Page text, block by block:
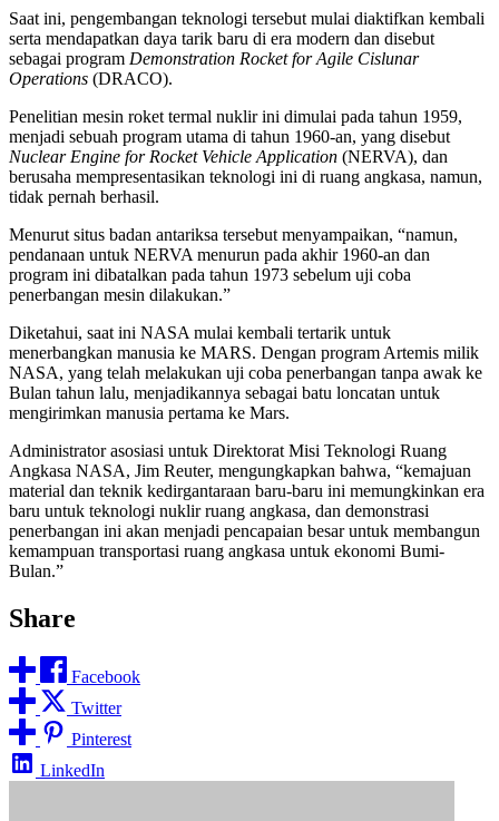
Saat ini, pengembangan teknologi tersebut mulai diaktifkan kembali
serta mendapatkan daya tarik baru di era modern dan disebut
sebagai program Demonstration Rocket for Agile Cislunar
Operations (DRACO).
Penelitian mesin roket termal nuklir ini dimulai pada tahun 1959,
menjadi sebuah program utama di tahun 1960-an, yang disebut
Nuclear Engine for Rocket Vehicle Application (NERVA), dan
berusaha mempresentasikan teknologi ini di ruang angkasa, namun,
tidak pernah berhasil.
Menurut situs badan antariksa tersebut menyampaikan, “namun,
pendanaan untuk NERVA menurun pada akhir 1960-an dan
program ini dibatalkan pada tahun 1973 sebelum uji coba
penerbangan mesin dilakukan.”
Diketahui, saat ini NASA mulai kembali tertarik untuk
menerbangkan manusia ke MARS. Dengan program Artemis milik
NASA, yang telah melakukan uji coba penerbangan tanpa awak ke
Bulan tahun lalu, menjadikannya sebagai batu loncatan untuk
mengirimkan manusia pertama ke Mars.
Administrator asosiasi untuk Direktorat Misi Teknologi Ruang
Angkasa NASA, Jim Reuter, mengungkapkan bahwa, “kemajuan
material dan teknik kedirgantaraan baru-baru ini memungkinkan era
baru untuk teknologi nuklir ruang angkasa, dan demonstrasi
penerbangan ini akan menjadi pencapaian besar untuk membangun
kemampuan transportasi ruang angkasa untuk ekonomi Bumi-
Bulan.”
Share
Facebook
Twitter
Pinterest
LinkedIn